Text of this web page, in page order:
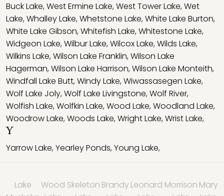
Buck Lake,West Ermine Lake,West Tower Lake,Wet
Lake,Whalley Lake,Whetstone Lake,White Lake Burton,
White Lake Gibson,Whitefish Lake,Whitestone Lake,
Widgeon Lake,Wilbur Lake,Wilcox Lake,Wilds Lake,
Wilkins Lake,Wilson Lake Franklin,Wilson Lake
Hagerman,Wilson Lake Harrison,Wilson Lake Monteith,
Windfall Lake Butt,Windy Lake,Wiwassasegen Lake,
Wolf Lake Joly,Wolf Lake Livingstone,Wolf River,
Wolfish Lake,Wolfkin Lake,Wood Lake,Woodland Lake,
Woodrow Lake,Woods Lake,Wright Lake,Wrist Lake,
Y
Yarrow Lake,Yearley Ponds,Young Lake,
Lake
Wood Skeleton Brandy Leonard Morrison Mary